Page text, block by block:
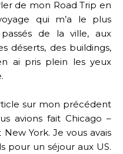
de mon Road Trip en
qui m’a le plus
de la ville, aux
déserts, des buildings,
ai pris plein les yeux
sur mon précédent
avions fait Chicago –
York. Je vous avais
pour un séjour aux US.